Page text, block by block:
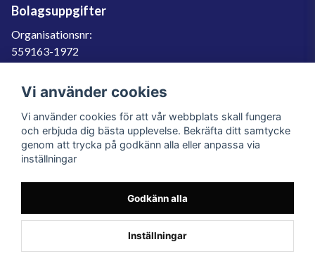
Bolagsuppgifter
Organisationsnr:
559163-1972
SE559163197201
060-566 800
info@filter.se
559163-1972
© 2023 Filter.se, All rights reserved.
Vi använder cookies
Vi använder cookies för att vår webbplats skall fungera
och erbjuda dig bästa upplevelse. Bekräfta ditt samtycke
genom att trycka på godkänn alla eller anpassa via
inställningar
Godkänn alla
Inställningar